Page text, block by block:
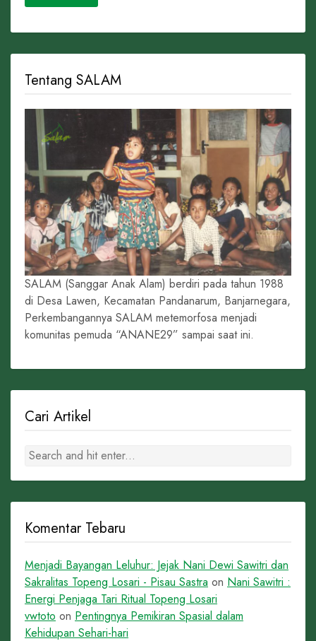
Tentang SALAM
SALAM (Sanggar Anak Alam) berdiri pada tahun 1988
di Desa Lawen, Kecamatan Pandanarum, Banjarnegara,
Perkembangannya SALAM metemorfosa menjadi
komunitas pemuda “ANANE29” sampai saat ini.
Cari Artikel
Komentar Tebaru
Menjadi Bayangan Leluhur: Jejak Nani Dewi Sawitri dan
Sakralitas Topeng Losari - Pisau Sastra on Nani Sawitri :
Energi Penjaga Tari Ritual Topeng Losari
vwtoto on Pentingnya Pemikiran Spasial dalam
Kehidupan Sehari-hari